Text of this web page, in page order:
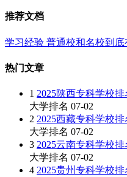
推荐文档
学习经验 普通校和名校到底
热门文章
1 2025陕西专科学校
大学排名 07-02
2 2025西藏专科学校
大学排名 07-02
3 2025云南专科学校
大学排名 07-02
4 2025贵州专科学校